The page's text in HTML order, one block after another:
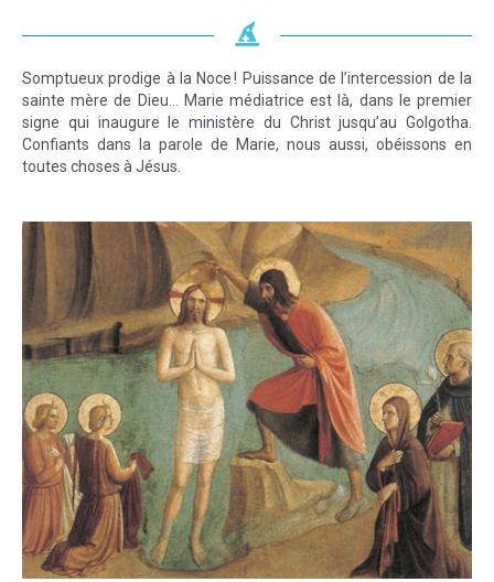
Somptueux prodige à la Noce ! Puissance de l’intercession de la
sainte mère de Dieu... Marie médiatrice est là, dans le premier
signe qui inaugure le ministère du Christ jusqu’au Golgotha.
Confiants dans la parole de Marie, nous aussi, obéissons en
toutes choses à Jésus.